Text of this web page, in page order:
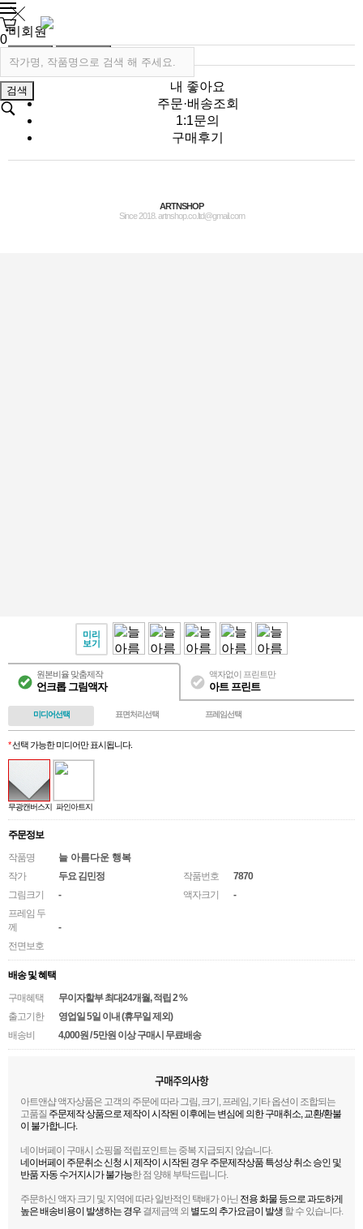
0
검색
비회원
로그인 회원가입
내 좋아요
주문·배송조회
1:1문의
구매후기
ARTNSHOP
Since 2018. artnshop.co.ltd@gmail.com
미리
보기
원본비율 맞춤제작
언크롭 그림액자
액자없이 프린트만
아트 프린트
미디어선택 표면처리선택 프레임선택
*선택 가능한 미디어만 표시됩니다.
무광캔버스지 파인아트지
주문정보
작품명
늘 아름다운 행복
작가
두요 김민정 작품번호
7870
그림크기
- 액자크기
-
프레임 두
께
-
전면보호
배송 및 혜택
구매혜택
무이자할부 최대24개월, 적립 2 %
출고기한
영업일 5일 이내 (휴무일 제외)
배송비
4,000원 / 5만원 이상 구매시 무료배송
구매주의사항
아트앤샵 액자상품은 고객의 주문에 따라 그림, 크기, 프레임, 기타 옵션이 조합되는
고품질 주문제작 상품으로 제작이 시작된 이후에는 변심에 의한 구매취소, 교환/환불
이 불가합니다.
네이버페이 구매시 쇼핑몰 적립포인트는 중복 지급되지 않습니다.
네이버페이 주문취소 신청 시 제작이 시작된 경우 주문제작상품 특성상 취소 승인 및
반품 자동 수거지시가 불가능한 점 양해 부탁드립니다.
주문하신 액자 크기 및 지역에 따라 일반적인 택배가 아닌 전용 화물 등으로 과도하게
높은 배송비용이 발생하는 경우 결제금액 외 별도의 추가요금이 발생 할 수 있습니다.